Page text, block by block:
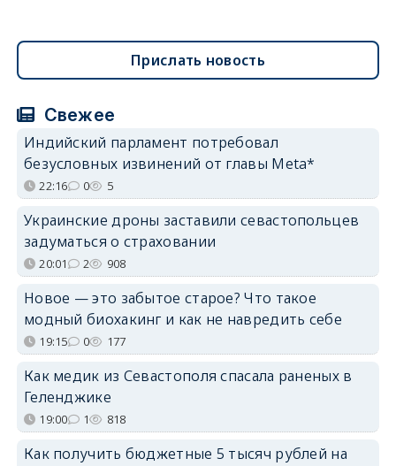
Прислать новость
Свежее
Индийский парламент потребовал
безусловных извинений от главы Meta*
22:16 0 5
Украинские дроны заставили севастопольцев
задуматься о страховании
20:01 2 908
Новое — это забытое старое? Что такое
модный биохакинг и как не навредить себе
19:15 0 177
Как медик из Севастополя спасала раненых в
Геленджике
19:00 1 818
Как получить бюджетные 5 тысяч рублей на